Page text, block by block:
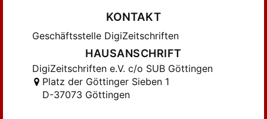
KONTAKT
Geschäftsstelle DigiZeitschriften
HAUSANSCHRIFT
DigiZeitschriften e.V. c/o SUB Göttingen
Platz der Göttinger Sieben 1
D-37073 Göttingen